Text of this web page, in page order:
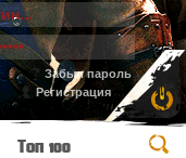
Забыл пароль
Регистрация
Топ 100